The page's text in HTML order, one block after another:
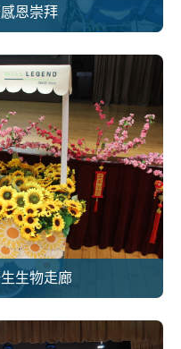
恩崇拜
生物走廊